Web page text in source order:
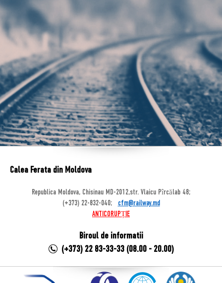
Calea Ferata din Moldova
Republica Moldova, Chisinau MD-2012,str. Vlaicu Pîrcălab 48;
(+373) 22-832-040;
cfm@railway.md
ANTICORUPȚIE
Biroul de informatii
(+373) 22 83-33-33 (08.00 - 20.00)